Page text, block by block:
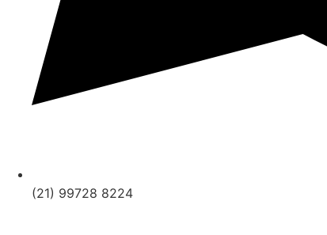
(21) 99728 8224